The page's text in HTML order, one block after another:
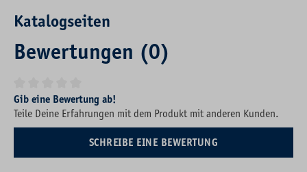
Katalogseiten
Bewertungen (0)
Durchschnittliche Bewertung von 0 von 5 Sternen
Gib eine Bewertung ab!
Teile Deine Erfahrungen mit dem Produkt mit anderen Kunden.
SCHREIBE EINE BEWERTUNG